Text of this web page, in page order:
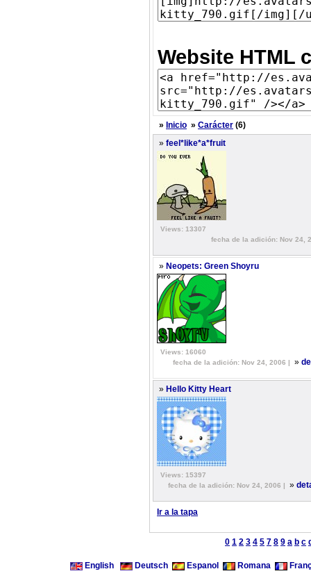
Website HTML
» Inicio » Carácter (6)
» feel*like*a*fruit
Views: 13307
fecha de la adición: Nov 24,
» Neopets: Green Shoyru
Views: 16060
fecha de la adición: Nov 24, 2006 |
»
» Hello Kitty Heart
Views: 15397
fecha de la adición: Nov 24, 2006 |
»
Ir a la tapa
0 1 2 3 4 5 7 8 9 a b c
English Deutsch Espanol Romana